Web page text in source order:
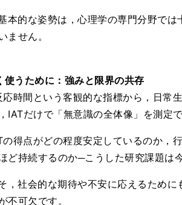
本的な姿勢は，心理学の専門分野で
ません。
使うために：強みと限界の共存
応時間という客観的な指標から，日常
IATだけで「無意識の全体像」を測定
の得点がどの程度安定しているのか，
ど持続するのか─こうした研究課題は
，社会的な期待や不安に応えるため
不可欠です。